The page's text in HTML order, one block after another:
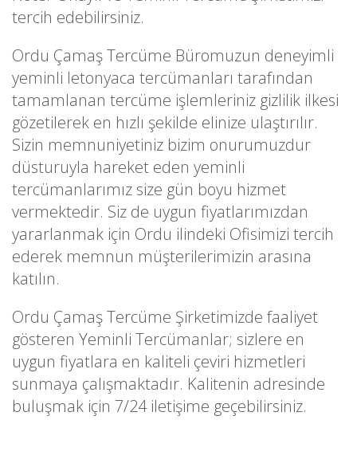
tercih edebilirsiniz.
Ordu Çamaş Tercüme Büromuzun deneyimli
yeminli letonyaca tercümanları tarafından
tamamlanan tercüme işlemleriniz gizlilik ilkesi
gözetilerek en hızlı şekilde elinize ulaştırılır.
Sizin memnuniyetiniz bizim onurumuzdur
düsturuyla hareket eden yeminli
tercümanlarımız size gün boyu hizmet
vermektedir. Siz de uygun fiyatlarımızdan
yararlanmak için Ordu ilindeki Ofisimizi tercih
ederek memnun müşterilerimizin arasına
katılın.
Ordu Çamaş Tercüme Şirketimizde faaliyet
gösteren Yeminli Tercümanlar; sizlere en
uygun fiyatlara en kaliteli çeviri hizmetleri
sunmaya çalışmaktadır. Kalitenin adresinde
buluşmak için 7/24 iletişime geçebilirsiniz.